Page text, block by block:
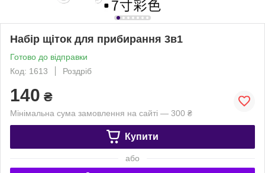
Набір щіток для прибирання 3в1
Готово до відправки
Код: 1613
Роздріб
140 ₴
Мінімальна сума замовлення на сайті — 300 ₴
Купити
або